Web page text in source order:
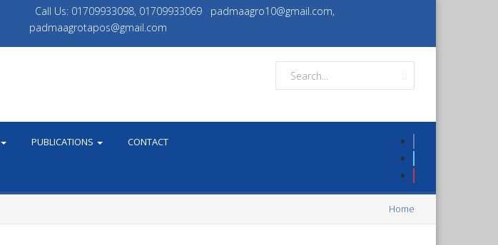
Call Us: 01709933098, 01709933069
padmaagro10@gmail.com,
padmaagrotapos@gmail.com
PUBLICATIONS CONTACT
Home